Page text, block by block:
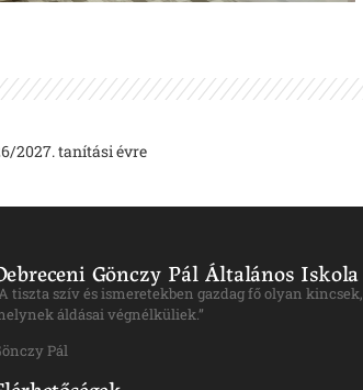
2027. tanítási évre
Gönczy Pál Általános Iskola
tiszta szív és ismeretekben gazdag fő olyan kincsek,
áldásai végnélküliek.”
Pál